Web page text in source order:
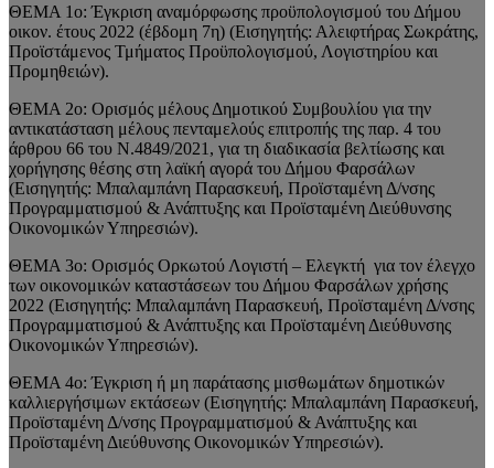
ΘΕΜΑ 1ο: Έγκριση αναμόρφωσης προϋπολογισμού του Δήμου
οικον. έτους 2022 (έβδομη 7η) (Εισηγητής: Αλειφτήρας Σωκράτης,
Προϊστάμενος Τμήματος Προϋπολογισμού, Λογιστηρίου και
Προμηθειών).
ΘΕΜΑ 2ο: Ορισμός μέλους Δημοτικού Συμβουλίου για την
αντικατάσταση μέλους πενταμελούς επιτροπής της παρ. 4 του
άρθρου 66 του Ν.4849/2021, για τη διαδικασία βελτίωσης και
χορήγησης θέσης στη λαϊκή αγορά του Δήμου Φαρσάλων
(Εισηγητής: Μπαλαμπάνη Παρασκευή, Προϊσταμένη Δ/νσης
Προγραμματισμού & Ανάπτυξης και Προϊσταμένη Διεύθυνσης
Οικονομικών Υπηρεσιών).
ΘΕΜΑ 3ο: Ορισμός Ορκωτού Λογιστή – Ελεγκτή για τον έλεγχο
των οικονομικών καταστάσεων του Δήμου Φαρσάλων χρήσης
2022 (Εισηγητής: Μπαλαμπάνη Παρασκευή, Προϊσταμένη Δ/νσης
Προγραμματισμού & Ανάπτυξης και Προϊσταμένη Διεύθυνσης
Οικονομικών Υπηρεσιών).
ΘΕΜΑ 4ο: Έγκριση ή μη παράτασης μισθωμάτων δημοτικών
καλλιεργήσιμων εκτάσεων (Εισηγητής: Μπαλαμπάνη Παρασκευή,
Προϊσταμένη Δ/νσης Προγραμματισμού & Ανάπτυξης και
Προϊσταμένη Διεύθυνσης Οικονομικών Υπηρεσιών).